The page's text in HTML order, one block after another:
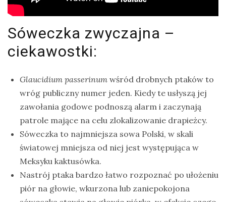
Sóweczka zwyczajna –
ciekawostki:
Glaucidium passerinum wśród drobnych ptaków to
wróg publiczny numer jeden. Kiedy te usłyszą jej
zawołania godowe podnoszą alarm i zaczynają
patrole mające na celu zlokalizowanie drapieżcy.
Sóweczka to najmniejsza sowa Polski, w skali
światowej mniejsza od niej jest występująca w
Meksyku kaktusówka.
Nastrój ptaka bardzo łatwo rozpoznać po ułożeniu
piór na głowie, wkurzona lub zaniepokojona